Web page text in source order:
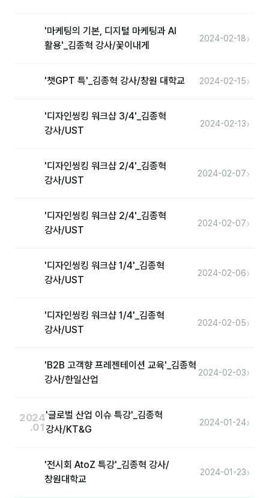
용어사전
문서자료실
'마케팅의 기본, 디지털 마케팅과 AI
활용'_김종혁 강사/꽃이내게
2024-02-18›
'챗GPT 특'_김종혁 강사/창원 대학교 2024-02-15›
'디자인씽킹 워크샵 3/4'_김종혁
강사/UST
2024-02-13›
'디자인씽킹 워크샵 2/4'_김종혁
강사/UST
2024-02-07›
'디자인씽킹 워크샵 2/4'_김종혁
강사/UST
2024-02-07›
'디자인씽킹 워크샵 1/4'_김종혁
강사/UST
2024-02-06›
'디자인씽킹 워크샵 1/4'_김종혁
강사/UST
2024-02-05›
'B2B 고객향 프레젠테이션 교육'_김종혁
강사/한일산업
2024-02-03›
2024
.01
'글로벌 산업 이슈 특강'_김종혁
강사/KT&G
2024-01-24›
'전시회 AtoZ 특강'_김종혁 강사/
창원대학교
2024-01-23›